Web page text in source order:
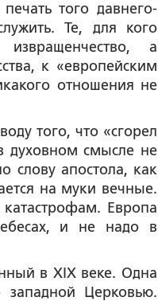
того давнего-
Те, для кого
извращенчество, а
к «европейским
отношения не
того, что «сгорел
духовном смысле не
слову апостола, как
на муки вечные.
Европа
и не надо в
в XIX веке. Одна
Церковью.